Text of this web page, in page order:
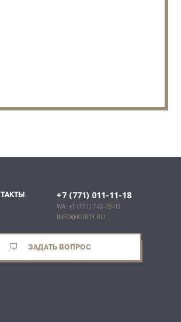
+7 (771) 011-11-18
WA: +7 (771) 748-79-05
INFO@KURTY.RU
ЗАДАТЬ ВОПРОС